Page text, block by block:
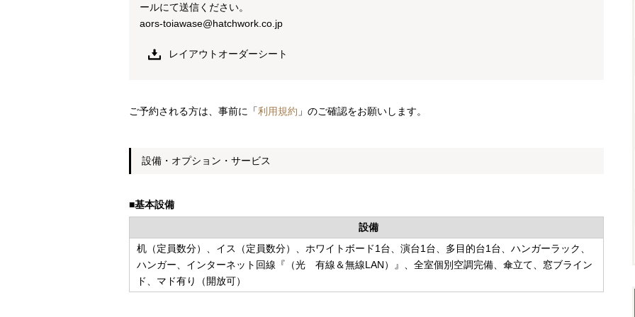
ールにて送信ください。
aors-toiawase@hatchwork.co.jp
レイアウトオーダーシート
ご予約される方は、事前に「利用規約 」のご確認をお願いします。
設備・オプション・サービス
■基本設備
設備
机（定員数分）、イス（定員数分）、ホワイトボード1台、演台1台、多目的台1台、ハンガーラック、
ハンガー、インターネット回線『（光 有線＆無線LAN）』、全室個別空調完備、傘立て、窓ブライン
ド、マド有り（開放可）